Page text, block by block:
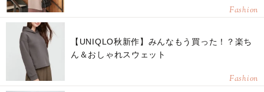
Fashion
【UNIQLO秋新作】みんなもう買った！？楽ち
ん＆おしゃれスウェット
Fashion